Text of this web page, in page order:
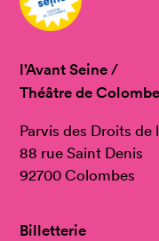
l’Avant Seine /
Théâtre de
Parvis des Droits de
88 rue Saint Denis
92700 Colombes
Billetterie